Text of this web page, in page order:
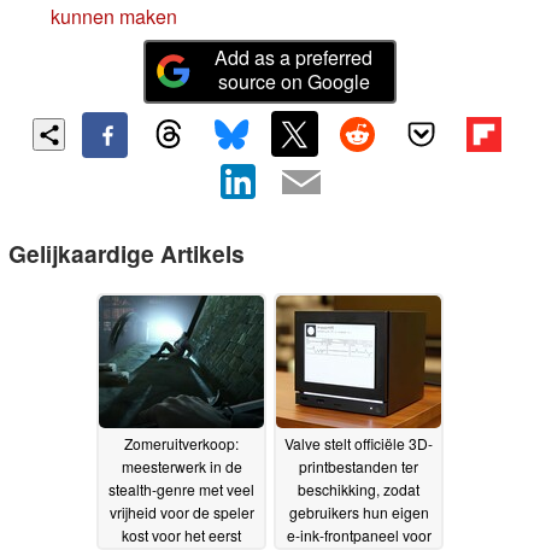
kunnen maken
Add as a preferred
source on Google
Gelijkaardige Artikels
Zomeruitverkoop:
meesterwerk in de
stealth-genre met veel
vrijheid voor de speler
kost voor het eerst
Valve stelt officiële 3D-
printbestanden ter
beschikking, zodat
gebruikers hun eigen
e-ink-frontpaneel voor